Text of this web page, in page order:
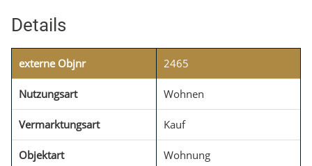
Details
externe Objnr 2465
Nutzungsart Wohnen
Vermarktungsart Kauf
Objektart Wohnung